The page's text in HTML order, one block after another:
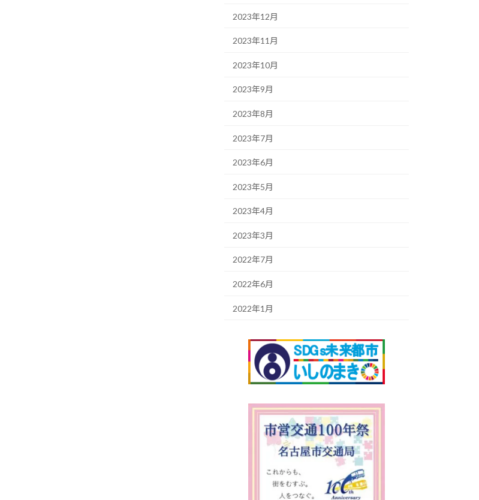
2023年12月
2023年11月
2023年10月
2023年9月
2023年8月
2023年7月
2023年6月
2023年5月
2023年4月
2023年3月
2022年7月
2022年6月
2022年1月